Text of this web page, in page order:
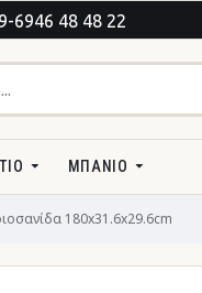
6946 48 48 22
ΜΠΆΝΙΟ
180x31.6x29.6cm